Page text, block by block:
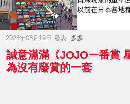
2024年03月19日 發表 :多多
誠意滿滿《JOJO一番賞
為沒有廢賞的一套